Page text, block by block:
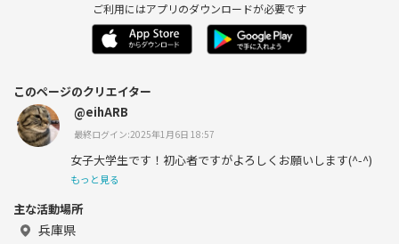
ご利用にはアプリのダウンロードが必要です
このページのクリエイター
@eihARB
最終ログイン:2025年1月6日 18:57
女子大学生です！初心者ですがよろしくお願いします(^-^)
もっと見る
主な活動場所
兵庫県